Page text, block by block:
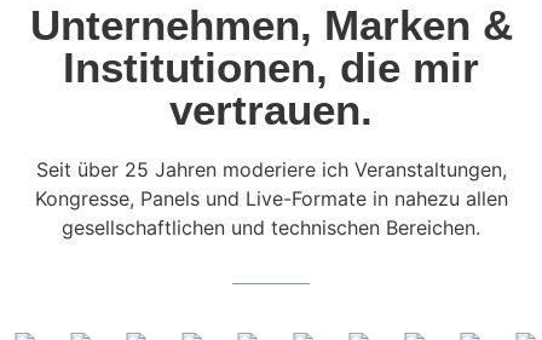
Unternehmen, Marken &
Institutionen, die mir
vertrauen.
Seit über 25 Jahren moderiere ich Veranstaltungen,
Kongresse, Panels und Live-Formate in nahezu allen
gesellschaftlichen und technischen Bereichen.